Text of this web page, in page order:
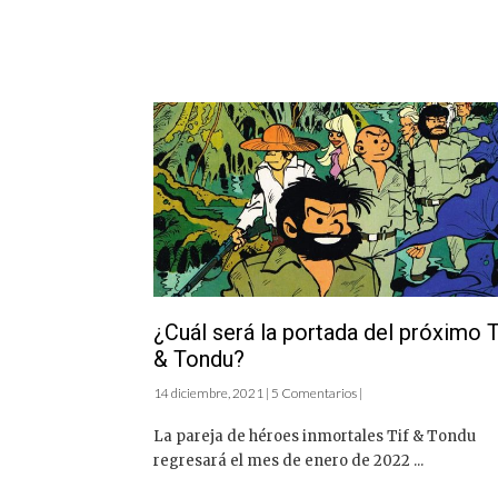
¿Cuál será la portada del próximo
& Tondu?
14 diciembre, 2021 | 5 Comentarios |
La pareja de héroes inmortales Tif & Tondu
regresará el mes de enero de 2022 ...